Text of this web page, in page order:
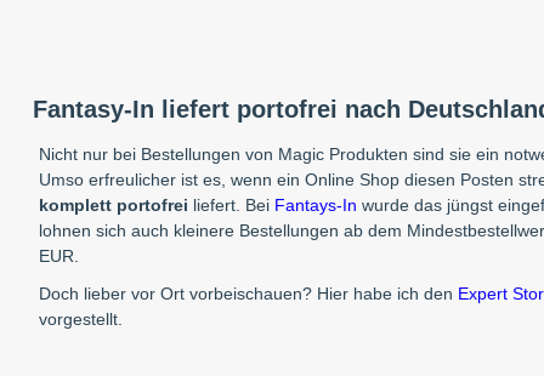
Fantasy-In liefert portofrei nach
Nicht nur bei Bestellungen von Magic Produkten sind sie ein
Umso erfreulicher ist es, wenn ein Online Shop diesen Posten
komplett portofrei liefert. Bei Fantays-In wurde das jüngst
lohnen sich auch kleinere Bestellungen ab dem
EUR.
Doch lieber vor Ort vorbeischauen? Hier habe ich den Expert
vorgestellt.